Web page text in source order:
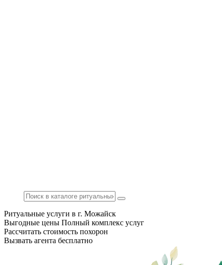
Ритуальные услуги в г. Можайск
Выгодные цены Полный комплекс услуг
Рассчитать стоимость похорон
Вызвать агента бесплатно